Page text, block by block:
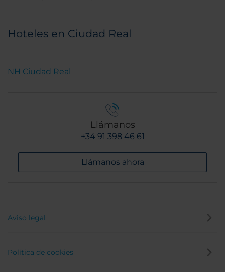
Hoteles en Ciudad Real
NH Ciudad Real
Llámanos
+34 91 398 46 61
Llámanos ahora
Aviso legal
Política de cookies